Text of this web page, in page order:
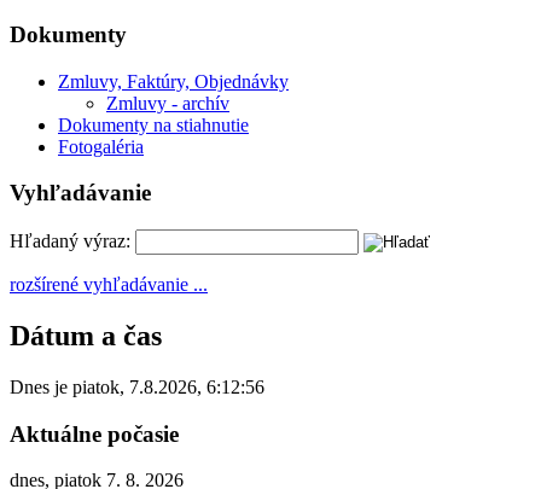
Dokumenty
Zmluvy, Faktúry, Objednávky
Zmluvy - archív
Dokumenty na stiahnutie
Fotogaléria
Vyhľadávanie
Hľadaný výraz:
rozšírené vyhľadávanie ...
Dátum a čas
Dnes je piatok, 7.8.2026, 6:12:56
Aktuálne počasie
dnes, piatok 7. 8. 2026